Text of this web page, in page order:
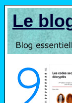
Le